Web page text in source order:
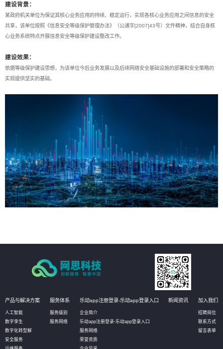
建设背景：
某政府机关单位为保证其核心业务应用的持续、稳定运行，实现各核心业务应用之间信息的安全
共享，该单位按照《信息安全等级保护管理办法》（公通字[2007]43号）文件精神，结合自身核
心业务系统特点开展信息安全等级保护建设整改工作。
建设效果：
依据等级保护建设思想，为该单位今后业务发展以及后续网络安全基础设施的部署和安全策略的
实现提供坚实的基础。
产品与解决方案
人工智能
数字孪生
数字化转型解
安全服务
服务体系
服务级别
服务网络
乐动app注册登录-乐动app登录入口
企业简介
乐动app注册登录-乐动app登录入口
服务网络
荣誉资质
新闻资讯 加入我们
招聘岗位
联系方式
留言表单